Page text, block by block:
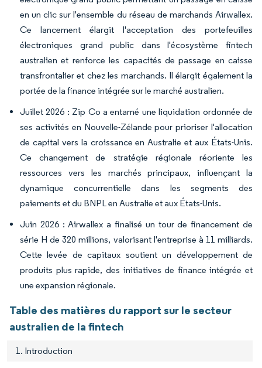
en un clic sur l'ensemble du réseau de marchands Airwallex.
Ce lancement élargit l'acceptation des portefeuilles
électroniques grand public dans l'écosystème fintech
australien et renforce les capacités de passage en caisse
transfrontalier et chez les marchands. Il élargit également la
portée de la finance intégrée sur le marché australien.
Juillet 2026 : Zip Co a entamé une liquidation ordonnée de
ses activités en Nouvelle-Zélande pour prioriser l'allocation
de capital vers la croissance en Australie et aux États-Unis.
Ce changement de stratégie régionale réoriente les
ressources vers les marchés principaux, influençant la
dynamique concurrentielle dans les segments des
paiements et du BNPL en Australie et aux États-Unis.
Juin 2026 : Airwallex a finalisé un tour de financement de
série H de 320 millions, valorisant l'entreprise à 11 milliards.
Cette levée de capitaux soutient un développement de
produits plus rapide, des initiatives de finance intégrée et
une expansion régionale.
Table des matières du rapport sur le secteur
australien de la fintech
1. Introduction